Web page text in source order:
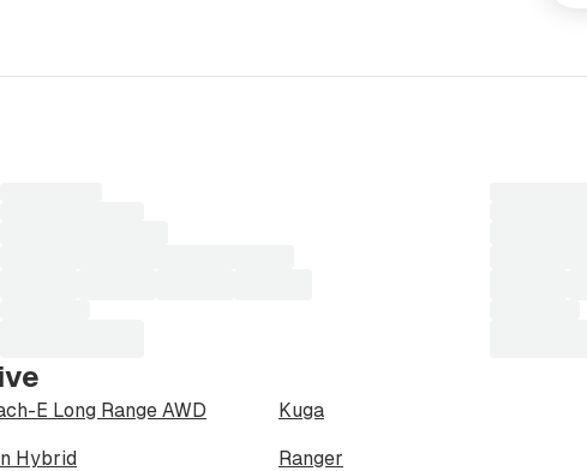
E Long Range AWD Kuga
Hybrid Ranger